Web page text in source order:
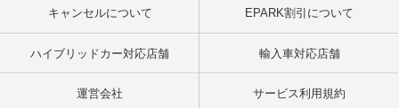
キャンセルについて EPARK割引について
ハイブリッドカー対応店舗 輸入車対応店舗
運営会社 サービス利用規約